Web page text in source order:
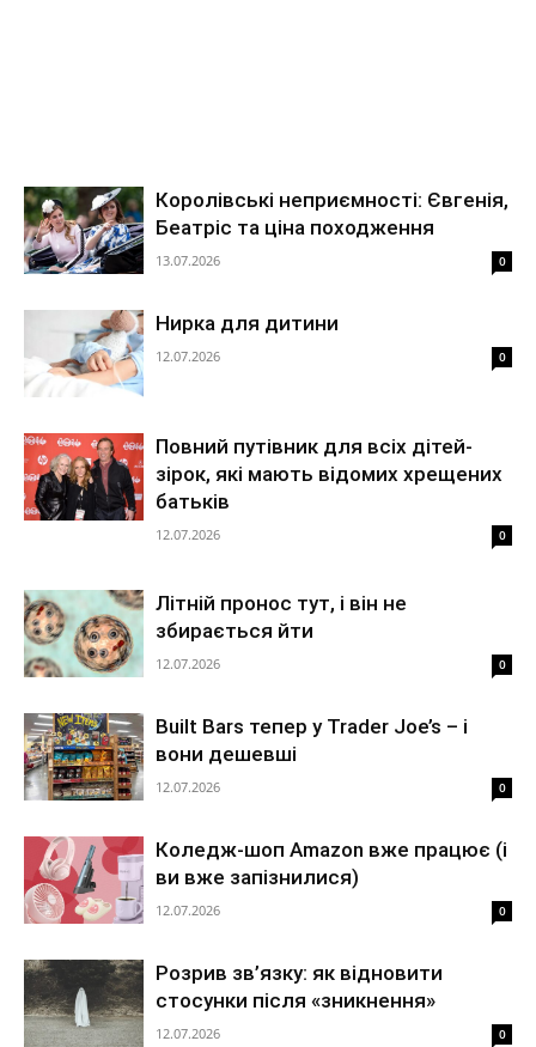
Королівські неприємності: Євгенія,
Беатріс та ціна походження
13.07.2026 0
Нирка для дитини
12.07.2026 0
Повний путівник для всіх дітей-
зірок, які мають відомих хрещених
батьків
12.07.2026 0
Літній пронос тут, і він не
збирається йти
12.07.2026 0
Built Bars тепер у Trader Joe’s – і
вони дешевші
12.07.2026 0
Коледж-шоп Amazon вже працює (і
ви вже запізнилися)
12.07.2026 0
Розрив зв’язку: як відновити
стосунки після «зникнення»
12.07.2026 0